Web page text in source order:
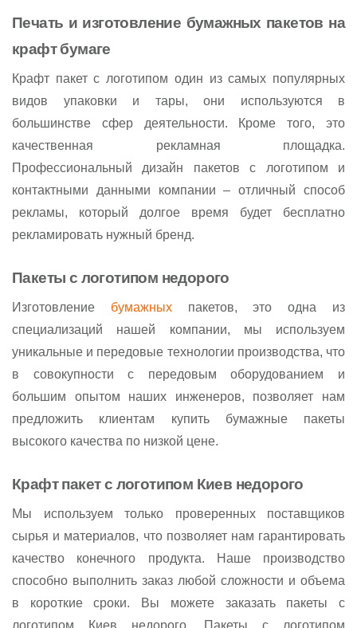
Печать и изготовление бумажных пакетов на
крафт бумаге
Крафт пакет с логотипом один из самых популярных
видов упаковки и тары, они используются в
большинстве сфер деятельности. Кроме того, это
качественная рекламная площадка.
Профессиональный дизайн пакетов с логотипом и
контактными данными компании – отличный способ
рекламы, который долгое время будет бесплатно
рекламировать нужный бренд.
Пакеты с логотипом недорого
Изготовление бумажныхпакетов, это одна из
специализаций нашей компании, мы используем
уникальные и передовые технологии производства, что
в совокупности с передовым оборудованием и
большим опытом наших инженеров, позволяет нам
предложить клиентам купить бумажные пакеты
высокого качества по низкой цене.
Крафт пакет с логотипом Киев недорого
Мы используем только проверенных поставщиков
сырья и материалов, что позволяет нам гарантировать
качество конечного продукта. Наше производство
способно выполнить заказ любой сложности и объема
в короткие сроки. Вы можете заказать пакеты с